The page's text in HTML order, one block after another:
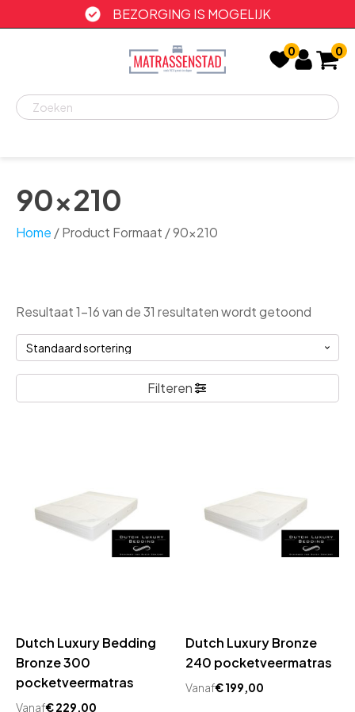
BEZORGING IS MOGELIJK
0 0
90x210
Home / Product Formaat / 90x210
Resultaat 1–16 van de 31 resultaten wordt getoond
Filteren
Dutch Luxury Bedding
Bronze 300
pocketveermatras
Vanaf€229,00
Dutch Luxury Bronze
240 pocketveermatras
Vanaf€199,00